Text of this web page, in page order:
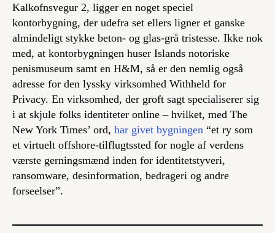
Kalkofnsvegur 2, ligger en noget speciel
kontorbygning, der udefra set ellers ligner et ganske
almindeligt stykke beton- og glas-grå tristesse. Ikke nok
med, at kontorbygningen huser Islands notoriske
penismuseum samt en H&M, så er den nemlig også
adresse for den lyssky virksomhed Withheld for
Privacy. En virksomhed, der groft sagt specialiserer sig
i at skjule folks identiteter online – hvilket, med The
New York Times’ ord, har givet bygningen “et ry som
et virtuelt offshore-tilflugtssted for nogle af verdens
værste gerningsmænd inden for identitetstyveri,
ransomware, desinformation, bedrageri og andre
forseelser”.